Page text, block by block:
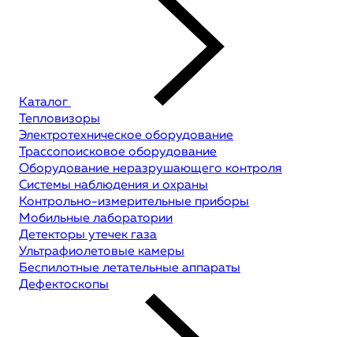
Каталог
Тепловизоры
Электротехническое оборудование
Трассопоисковое оборудование
Оборудование неразрушающего контроля
Системы наблюдения и охраны
Контрольно-измерительные приборы
Мобильные лаборатории
Детекторы утечек газа
Ультрафиолетовые камеры
Беспилотные летательные аппараты
Дефектоскопы